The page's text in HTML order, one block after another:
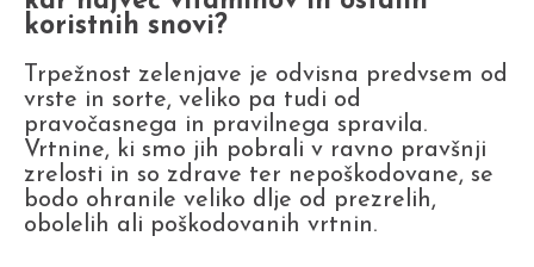
koristnih snovi?
Trpežnost zelenjave je odvisna predvsem od
vrste in sorte, veliko pa tudi od
pravočasnega in pravilnega spravila.
Vrtnine, ki smo jih pobrali v ravno pravšnji
zrelosti in so zdrave ter nepoškodovane, se
bodo ohranile veliko dlje od prezrelih,
obolelih ali poškodovanih vrtnin.